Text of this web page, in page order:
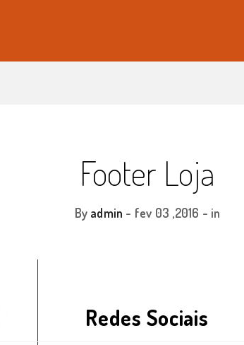
Footer Loja
By admin - fev 03 ,2016 - in
Redes Sociais